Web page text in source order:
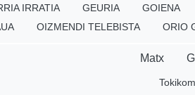
IRRATIA GEURIA GOIENA
OIZMENDI TELEBISTA ORIO
Matx